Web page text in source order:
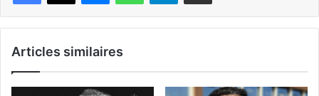
Articles similaires